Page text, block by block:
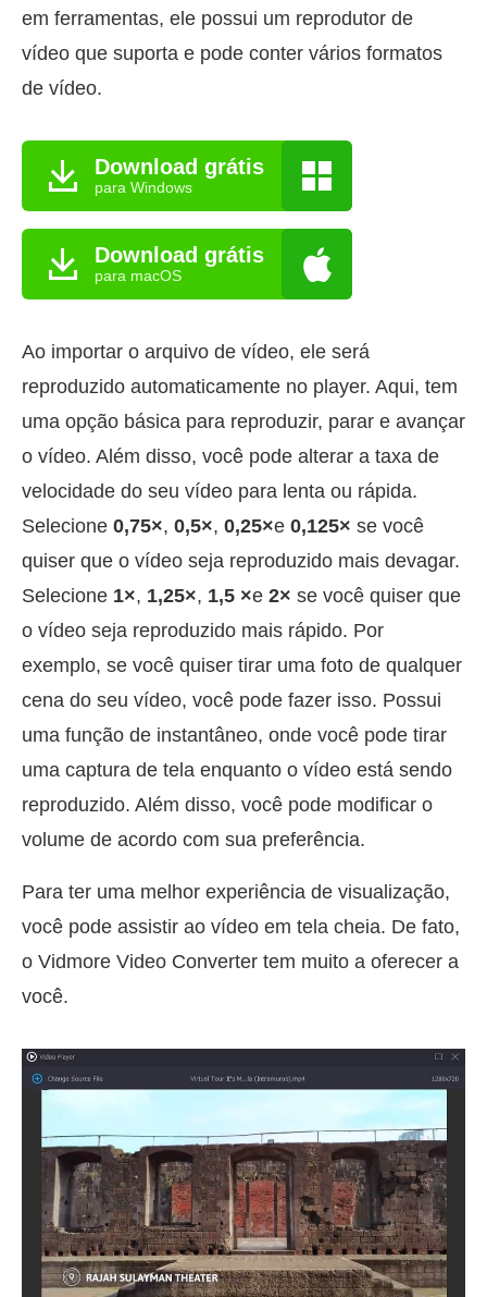
em ferramentas, ele possui um reprodutor de
vídeo que suporta e pode conter vários formatos
de vídeo.
Download grátis
para Windows
Download grátis
para macOS
Ao importar o arquivo de vídeo, ele será
reproduzido automaticamente no player. Aqui, tem
uma opção básica para reproduzir, parar e avançar
o vídeo. Além disso, você pode alterar a taxa de
velocidade do seu vídeo para lenta ou rápida.
Selecione 0,75×, 0,5×, 0,25×e 0,125× se você
quiser que o vídeo seja reproduzido mais devagar.
Selecione 1×, 1,25×, 1,5 ×e 2× se você quiser que
o vídeo seja reproduzido mais rápido. Por
exemplo, se você quiser tirar uma foto de qualquer
cena do seu vídeo, você pode fazer isso. Possui
uma função de instantâneo, onde você pode tirar
uma captura de tela enquanto o vídeo está sendo
reproduzido. Além disso, você pode modificar o
volume de acordo com sua preferência.
Para ter uma melhor experiência de visualização,
você pode assistir ao vídeo em tela cheia. De fato,
o Vidmore Video Converter tem muito a oferecer a
você.